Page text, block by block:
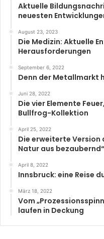
Aktuelle
neuesten
August 23, 2023
Die Medizin: Aktuelle
Herausforderungen
September 6, 2022
Denn der Metallmarkt
Juni 28, 2022
Die vier Elemente
Bullfrog-Kollektion
April 25, 2022
Die erweiterte Version
Natur aus bezaubernd“
April 8, 2022
Innsbruck: eine Reise
März 18, 2022
Vom
laufen in Deckung